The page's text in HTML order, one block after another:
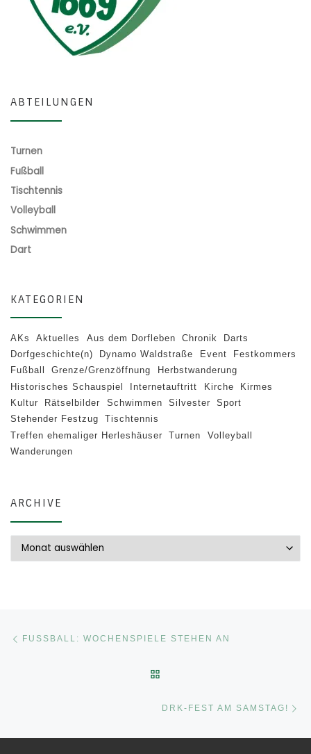
ABTEILUNGEN
Turnen
Fußball
Tischtennis
Volleyball
Schwimmen
Dart
KATEGORIEN
AKs Aktuelles Aus dem Dorfleben Chronik
Darts
Dorfgeschichte(n)
Dynamo Waldstraße Event
Festkommers
Fußball
Grenze/Grenzöffnung
Herbstwanderung
Historisches Schauspiel
Internetauftritt Kirche
Kirmes
Kultur
Rätselbilder Schwimmen Silvester
Sport
Stehender Festzug
Tischtennis
Treffen ehemaliger Herleshäuser
Turnen
Volleyball
Wanderungen
ARCHIVE
Beitragsnavigation
FUSSBALL: WOCHENSPIELE STEHEN AN
DRK-FEST AM SAMSTAG!